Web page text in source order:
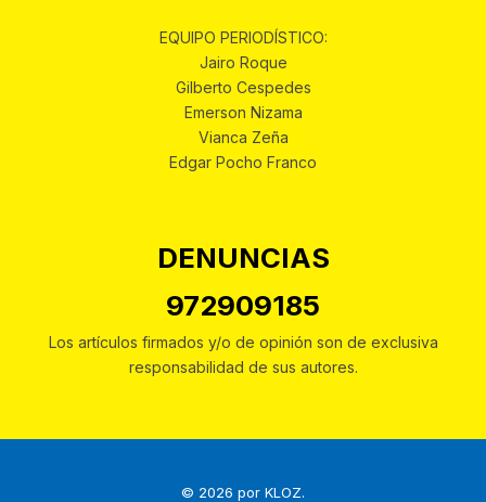
EQUIPO PERIODÍSTICO:
Jairo Roque
Gilberto Cespedes
Emerson Nizama
Vianca Zeña
Edgar Pocho Franco
DENUNCIAS
972909185
Los artículos firmados y/o de opinión son de exclusiva
responsabilidad de sus autores.
© 2026 por KLOZ.